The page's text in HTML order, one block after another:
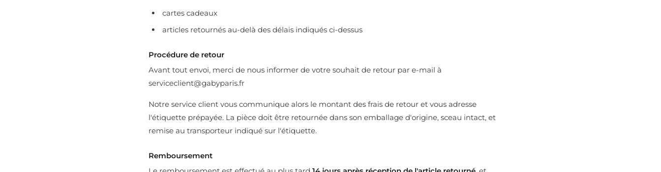
cartes cadeaux
articles retournés au-delà des délais indiqués ci-dessus
Procédure de retour
Avant tout envoi, merci de nous informer de votre souhait de retour par e-mail à
serviceclient@gabyparis.fr
Notre service client vous communique alors le montant des frais de retour et vous adresse
l'étiquette prépayée. La pièce doit être retournée dans son emballage d'origine, sceau intact, et
remise au transporteur indiqué sur l'étiquette.
Remboursement